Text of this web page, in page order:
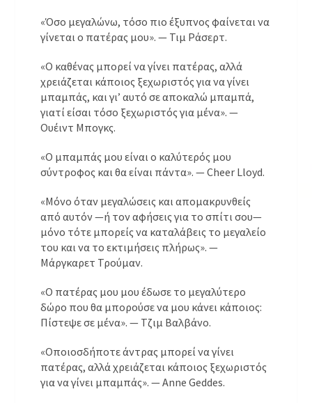
«Όσο μεγαλώνω, τόσο πιο έξυπνος φαίνεται να
γίνεται ο πατέρας μου». — Τιμ Ράσερτ.
«Ο καθένας μπορεί να γίνει πατέρας, αλλά
χρειάζεται κάποιος ξεχωριστός για να γίνει
μπαμπάς, και γι’ αυτό σε αποκαλώ μπαμπά,
γιατί είσαι τόσο ξεχωριστός για μένα». —
Ουέιντ Μπογκς.
«Ο μπαμπάς μου είναι ο καλύτερός μου
σύντροφος και θα είναι πάντα». — Cheer Lloyd.
«Μόνο όταν μεγαλώσεις και απομακρυνθείς
από αυτόν —ή τον αφήσεις για το σπίτι σου—
μόνο τότε μπορείς να καταλάβεις το μεγαλείο
του και να το εκτιμήσεις πλήρως». —
Μάργκαρετ Τρούμαν.
«Ο πατέρας μου μου έδωσε το μεγαλύτερο
δώρο που θα μπορούσε να μου κάνει κάποιος:
Πίστεψε σε μένα». — Τζιμ Βαλβάνο.
«Οποιοσδήποτε άντρας μπορεί να γίνει
πατέρας, αλλά χρειάζεται κάποιος ξεχωριστός
για να γίνει μπαμπάς». — Anne Geddes.